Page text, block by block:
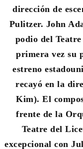
dirección de
Pulitzer. John
podio del
primera vez su
estreno
recayó en la
Kim). El
frente de la
Teatre del
excepcional con